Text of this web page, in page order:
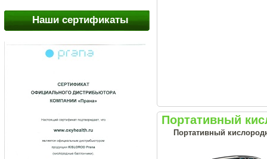
Наши сертификаты
Портативный
Портативный